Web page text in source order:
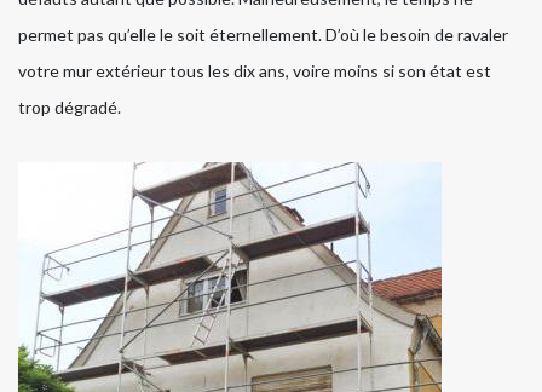
permet pas qu’elle le soit éternellement. D’où le besoin de ravaler
votre mur extérieur tous les dix ans, voire moins si son état est
trop dégradé.